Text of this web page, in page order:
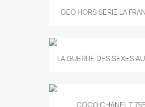
GEO HORS SERIE LA
LA GUERRE DES SEXES
COCO CHANEL